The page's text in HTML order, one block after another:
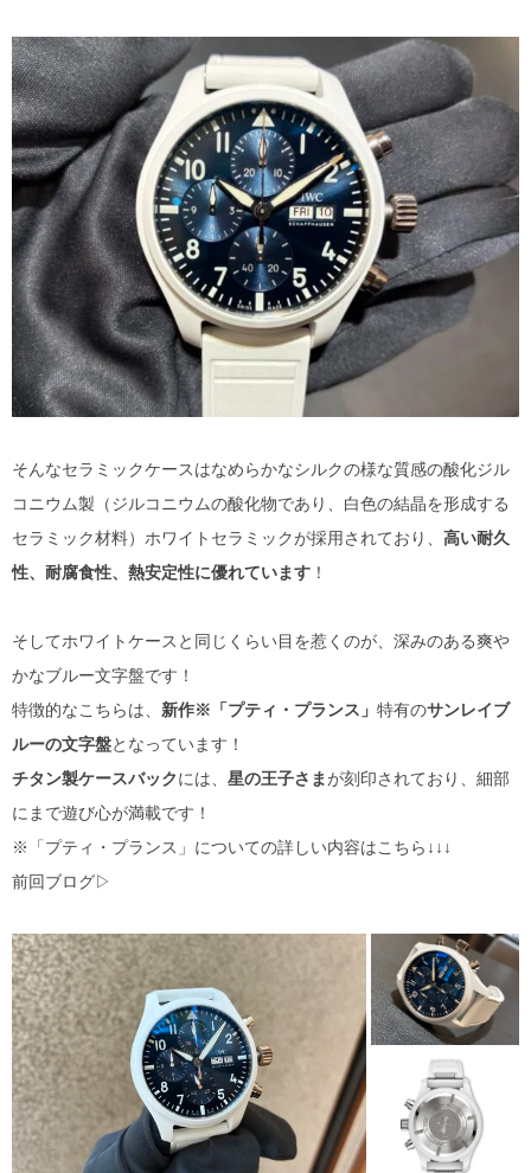
そんなセラミックケースはなめらかなシルクの様な質感の酸化ジル
コニウム製（ジルコニウムの酸化物であり、白色の結晶を形成する
セラミック材料）ホワイトセラミックが採用されており、 高い耐久
性、耐腐食性、熱安定性に優れています ！
そしてホワイトケースと同じくらい目を惹くのが、深みのある爽や
かなブルー文字盤です！
特徴的なこちらは、 新作※「プティ・プランス」 特有のサンレイブ
ルーの文字盤となっています！
チタン製ケースバックには、 星の王子さまが刻印されており、細部
にまで遊び心が満載です！
※「プティ・プランス」についての詳しい内容はこちら↓↓↓
前回ブログ▷